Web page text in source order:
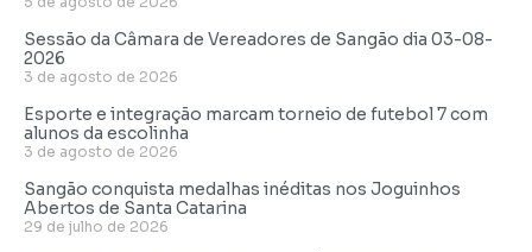
Sessão da Câmara de Vereadores de Sangão dia 03-08-
2026
3 de agosto de 2026
Esporte e integração marcam torneio de futebol 7 com
alunos da escolinha
3 de agosto de 2026
Sangão conquista medalhas inéditas nos Joguinhos
Abertos de Santa Catarina
29 de julho de 2026